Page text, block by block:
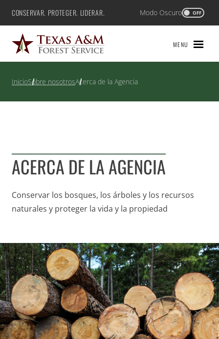
Saltar
contenido
Texas A&M Forest Service
CONSERVAR. PROTEGER. LIDERAR. Modo Oscuro OFF
MENU
InicioSobre nosotrosAcerca de la Agencia
ACERCA DE LA AGENCIA
Conservar los bosques, los árboles y los recursos
naturales y proteger la vida y la propiedad